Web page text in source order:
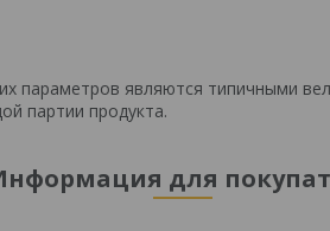
параметров являются типичными
партии продукта.
для